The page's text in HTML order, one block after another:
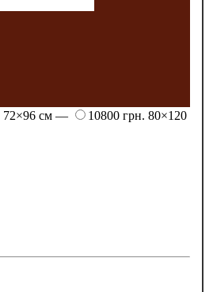
72×96 см — 10800 грн. 80×120